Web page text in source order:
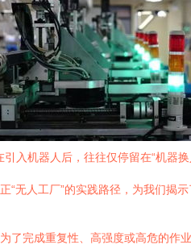
入机器人后，往往仅停留在“机
无人工厂”的实践路径，为我们揭示
了完成重复性、高强度或高危的